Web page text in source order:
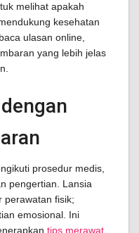
melihat apakah
kesehatan
ulasan online,
yang lebih jelas
prosedur medis,
pengertian. Lansia
perawatan fisik;
emosional. Ini
tips merawat